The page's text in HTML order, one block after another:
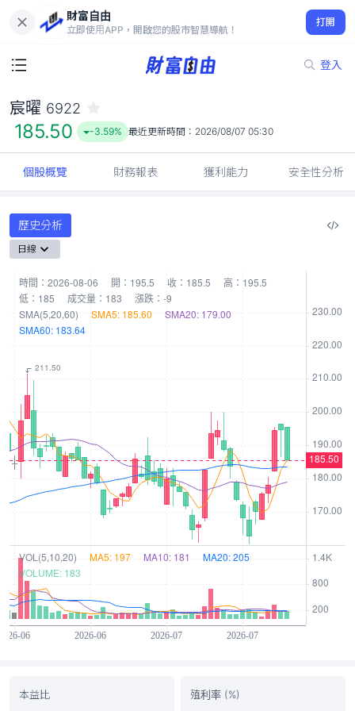
財富自由
立即使用APP，開啟您的股市智慧導航！
打開
登入
185.50
-3.59%
宸曜 6922
185.50 -3.59% 最近更新時間： 2026/08/07 05:30
個股概覽 財務報表 獲利能力 安全性分析
歷史分析
日線
本益比 殖利率 (%)